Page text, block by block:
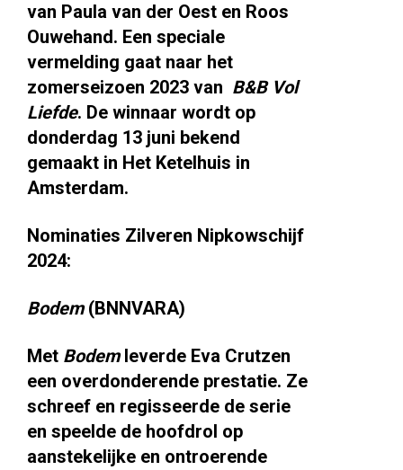
van Paula van der Oest en Roos
Ouwehand. Een speciale
vermelding gaat naar het
zomerseizoen 2023 van B&B Vol
Liefde. De winnaar wordt op
donderdag 13 juni bekend
gemaakt in Het Ketelhuis in
Amsterdam.
Nominaties Zilveren Nipkowschijf
2024:
Bodem(BNNVARA)
Met Bodemleverde Eva Crutzen
een overdonderende prestatie. Ze
schreef en regisseerde de serie
en speelde de hoofdrol op
aanstekelijke en ontroerende